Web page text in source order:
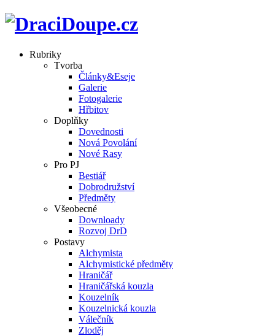
Rubriky
Tvorba
Články&Eseje
Galerie
Fotogalerie
Hřbitov
Doplňky
Dovednosti
Nová Povolání
Nové Rasy
Pro PJ
Bestiář
Dobrodružství
Předměty
Všeobecné
Downloady
Rozvoj DrD
Postavy
Alchymista
Alchymistické předměty
Hraničář
Hraničářská kouzla
Kouzelník
Kouzelnická kouzla
Válečník
Zloděj